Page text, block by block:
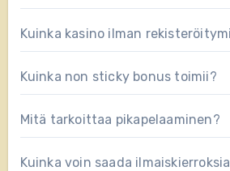
Kuinka kasino ilman
Kuinka non sticky bonus toimii?
Mitä tarkoittaa pikapelaaminen?
Kuinka voin saada